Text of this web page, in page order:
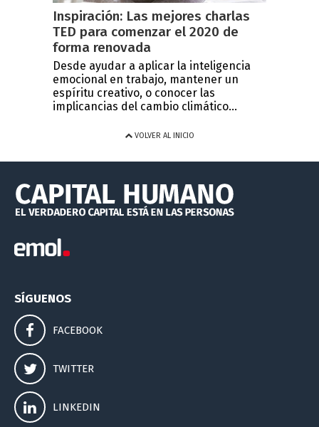
Inspiración: Las mejores charlas
TED para comenzar el 2020 de
forma renovada
Desde ayudar a aplicar la inteligencia
emocional en trabajo, mantener un
espíritu creativo, o conocer las
implicancias del cambio climático...
VOLVER AL INICIO
SÍGUENOS
FACEBOOK
TWITTER
LINKEDIN